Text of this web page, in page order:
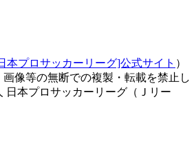
本プロサッカーリーグ]公式サイト ）
像等の無断での複製・転載を禁止し
日本プロサッカーリーグ（Ｊリー